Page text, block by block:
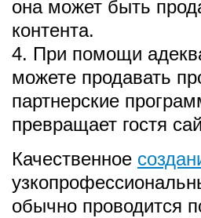
она может быть
контента.
4. При помощи
можете продавать
партнерские
превращает гостя
Качественное
обычно проводится